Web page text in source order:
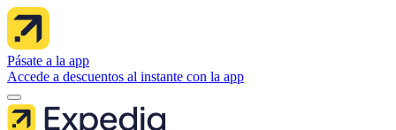
Pásate a la app
Accede a descuentos al instante con la app